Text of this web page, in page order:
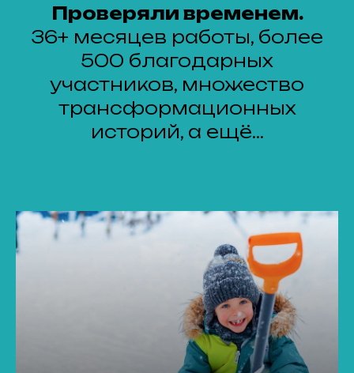
Проверяли временем.
36+ месяцев работы, более
500 благодарных
участников, множество
трансформационных
историй, а ещё...